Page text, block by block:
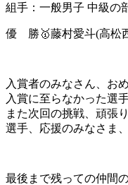
組手：一般男子 中級の
優 勝🥇藤村愛斗(高松
入賞者のみなさん、お
入賞に至らなかった選
また次回の挑戦、頑張
選手、応援のみなさま
最後まで残っての仲間